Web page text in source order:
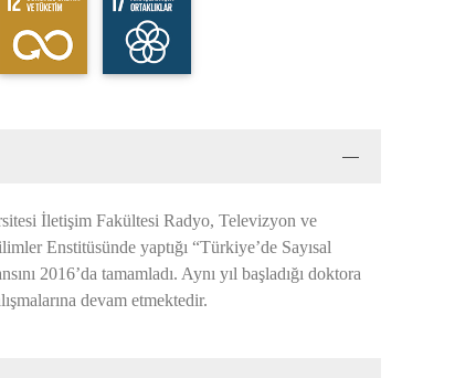
İletişim Fakültesi Radyo, Televizyon ve
Enstitüsünde yaptığı “Türkiye’de Sayısal
2016’da tamamladı. Aynı yıl başladığı doktora
devam etmektedir.